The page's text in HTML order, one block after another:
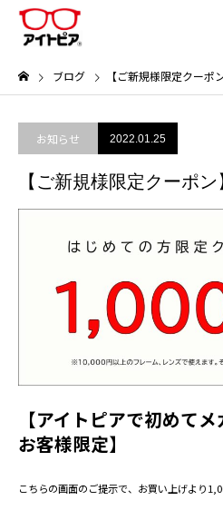
ブログ 【ご新規様限定クーポン
お知らせ 2022.01.25
【ご新規様限定クーポン
【アイトピアで初めて
お客様限定】
こちらの画面のご提示で、お買い上げより